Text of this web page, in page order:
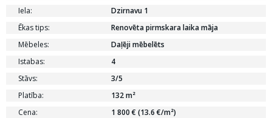
Iela:
Dzirnavu 1
Ēkas tips:
Renovēta pirmskara laika māja
Mēbeles:
Daļēji mēbelēts
Istabas:
4
Stāvs:
3/5
Platība:
132 m²
Cena:
1 800 € (13.6 €/m²)